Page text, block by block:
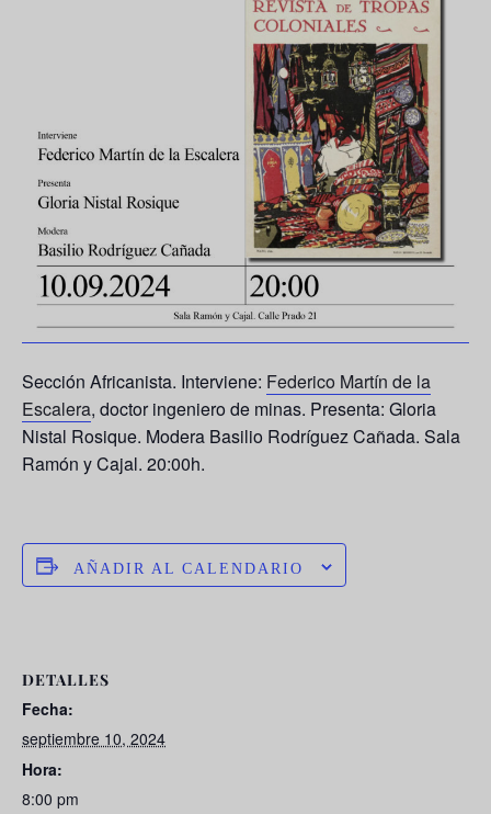
Sección Africanista. Interviene: Federico Martín de la
Escalera, doctor ingeniero de minas. Presenta: Gloria
Nistal Rosique. Modera Basilio Rodríguez Cañada. Sala
Ramón y Cajal. 20:00h.
AÑADIR AL CALENDARIO
DETALLES
Fecha:
septiembre 10, 2024
Hora:
8:00 pm